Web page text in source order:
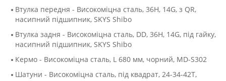
Втулка передня - Високоміцна сталь, 36H, 14G, з QR,
насипний підшипник, SKYS Shibo
Втулка задня - Високоміцна сталь, DD, 36H, 14G, під гайку,
насипний підшипник, SKYS Shibo
Кермо - Високоміцна сталь, L 680 мм, чорний, MD-S302
Шатуни - Високоміцна сталь, під квадрат, 24-34-42T,